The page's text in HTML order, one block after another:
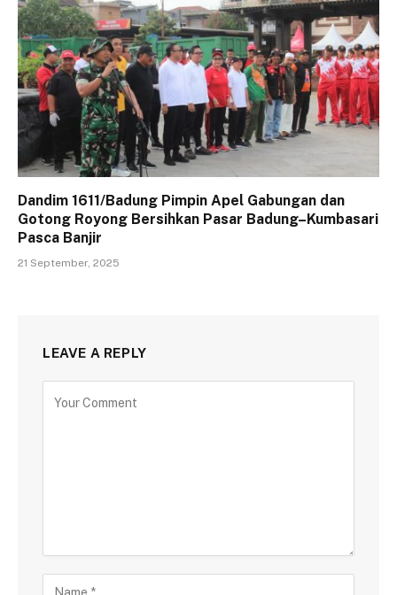
Dandim 1611/Badung Pimpin Apel Gabungan dan
Gotong Royong Bersihkan Pasar Badung–Kumbasari
Pasca Banjir
21 September, 2025
LEAVE A REPLY